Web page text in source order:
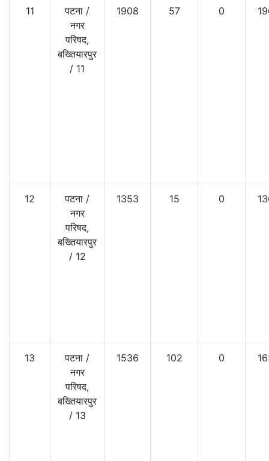
11 पटना /
नगर
परिषद,
बख्तियारपुर
/ 11
1908 57 0
12 पटना /
नगर
परिषद,
बख्तियारपुर
/ 12
1353 15 0
13 पटना /
नगर
परिषद,
बख्तियारपुर
/ 13
1536 102 0